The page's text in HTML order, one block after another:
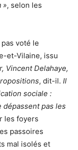
», selon les
voté le
et-Vilaine, issu
Vincent Delahaye,
, dit-il. Il
sociale :
pas les
les foyers
passoires
mal isolés et